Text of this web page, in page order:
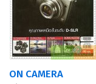
ON CAMERA